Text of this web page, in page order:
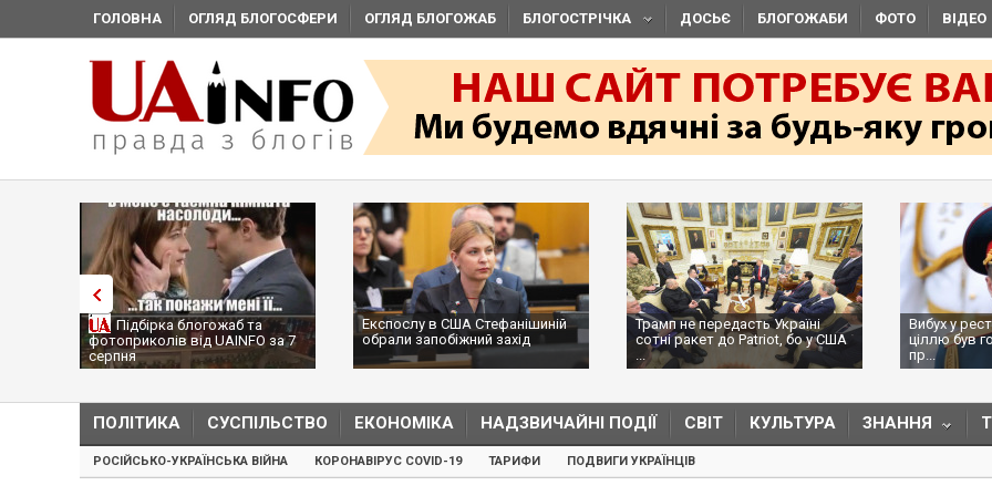
ГОЛОВНА ОГЛЯД БЛОГОСФЕРИ ОГЛЯД БЛОГОЖАБ БЛОГОСТРІЧКА ДОСЬЄ БЛОГОЖАБИ ФОТО ВІДЕО
Підбірка блогожаб та
фотоприколів від UAINFO за 7
серпня
Експослу в США Стефанішиній
обрали запобіжний захід
Трамп не передасть Україні
сотні ракет до Patriot, бо у США
...
Вибух у
ціллю був
пр...
ПОЛІТИКА СУСПІЛЬСТВО ЕКОНОМІКА НАДЗВИЧАЙНІ ПОДІЇ СВІТ КУЛЬТУРА ЗНАННЯ
РОСІЙСЬКО-УКРАЇНСЬКА ВІЙНА КОРОНАВІРУС COVID-19 ТАРИФИ ПОДВИГИ УКРАЇНЦІВ